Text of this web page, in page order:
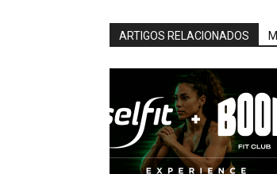
ARTIGOS RELACIONADOS